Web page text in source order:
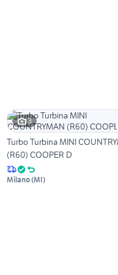
3
Turbo Turbina MINI
(R60) COOPER D
Milano(MI)